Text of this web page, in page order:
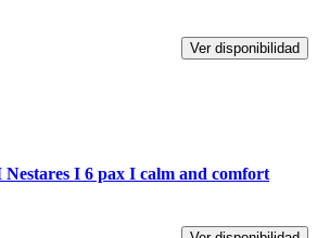
Ver disponibilidad
Nestares I 6 pax I calm and comfort